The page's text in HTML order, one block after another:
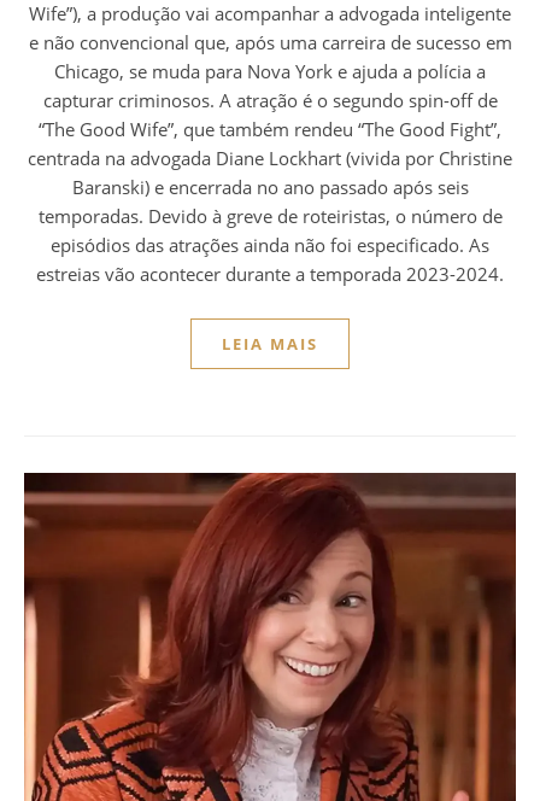
Wife”), a produção vai acompanhar a advogada inteligente
e não convencional que, após uma carreira de sucesso em
Chicago, se muda para Nova York e ajuda a polícia a
capturar criminosos. A atração é o segundo spin-off de
“The Good Wife”, que também rendeu “The Good Fight”,
centrada na advogada Diane Lockhart (vivida por Christine
Baranski) e encerrada no ano passado após seis
temporadas. Devido à greve de roteiristas, o número de
episódios das atrações ainda não foi especificado. As
estreias vão acontecer durante a temporada 2023-2024.
LEIA MAIS